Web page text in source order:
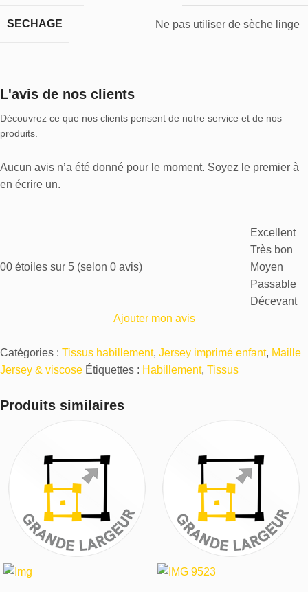
SECHAGE Ne pas utiliser de sèche linge
L'avis de nos clients
Découvrez ce que nos clients pensent de notre service et de nos
produits.
Aucun avis n’a été donné pour le moment. Soyez le premier à
en écrire un.
00 étoiles sur 5 (selon 0 avis)
Excellent
Très bon
Moyen
Passable
Décevant
Ajouter mon avis
Catégories : Tissus habillement, Jersey imprimé enfant, Maille
Jersey & viscose Étiquettes : Habillement, Tissus
Produits similaires